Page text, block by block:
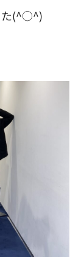
た(^○^)